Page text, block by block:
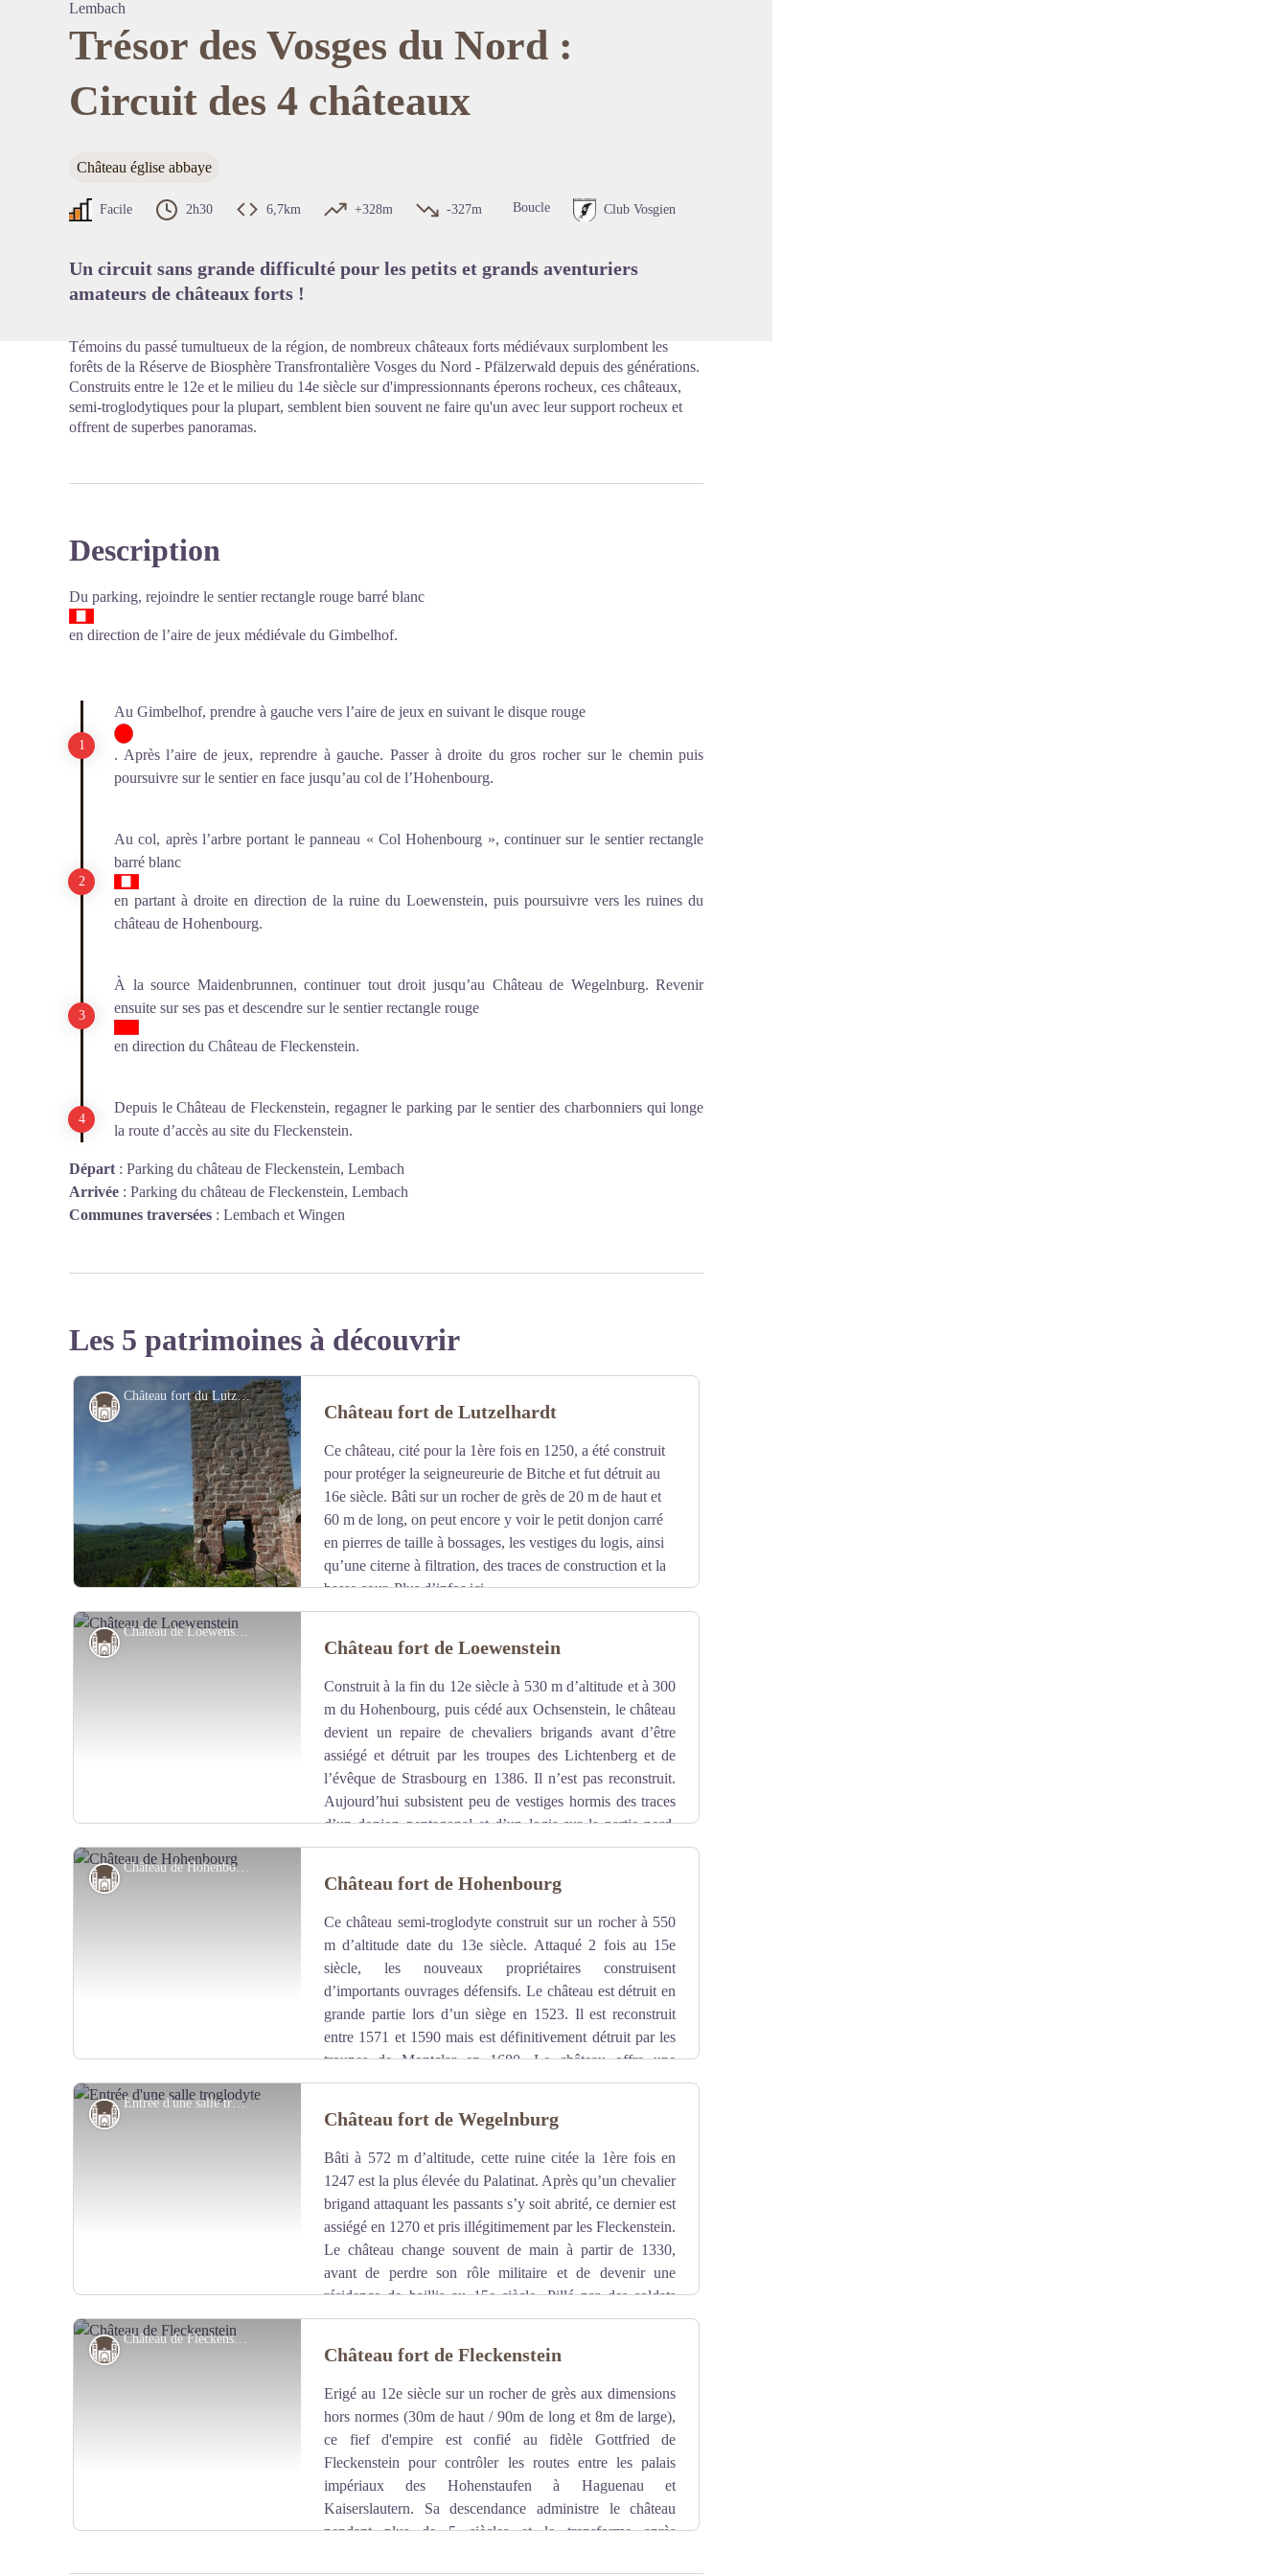
Lembach
Trésor des Vosges du Nord :
Circuit des 4 châteaux
Château église abbaye
Facile 2h30 6,7km +328m -327m Boucle Club Vosgien
Un circuit sans grande difficulté pour les petits et grands aventuriers
amateurs de châteaux forts !
Témoins du passé tumultueux de la région, de nombreux châteaux forts médiévaux surplombent les
forêts de la Réserve de Biosphère Transfrontalière Vosges du Nord - Pfälzerwald depuis des générations.
Construits entre le 12e et le milieu du 14e siècle sur d'impressionnants éperons rocheux, ces châteaux,
semi-troglodytiques pour la plupart, semblent bien souvent ne faire qu'un avec leur support rocheux et
offrent de superbes panoramas.
Description
Du parking, rejoindre le sentier rectangle rouge barré blanc
en direction de l’aire de jeux médiévale du Gimbelhof.
Au Gimbelhof, prendre à gauche vers l’aire de jeux en suivant le disque rouge
. Après l’aire de jeux, reprendre à gauche. Passer à droite du gros rocher sur le chemin puis
poursuivre sur le sentier en face jusqu’au col de l’Hohenbourg.
Au col, après l’arbre portant le panneau « Col Hohenbourg », continuer sur le sentier rectangle
barré blanc
en partant à droite en direction de la ruine du Loewenstein, puis poursuivre vers les ruines du
château de Hohenbourg.
À la source Maidenbrunnen, continuer tout droit jusqu’au Château de Wegelnburg. Revenir
ensuite sur ses pas et descendre sur le sentier rectangle rouge
en direction du Château de Fleckenstein.
Depuis le Château de Fleckenstein, regagner le parking par le sentier des charbonniers qui longe
la route d’accès au site du Fleckenstein.
Départ : Parking du château de Fleckenstein, Lembach
Arrivée : Parking du château de Fleckenstein, Lembach
Communes traversées : Lembach et Wingen
Les 5 patrimoines à découvrir
Château fort du Lutzelhardt - M. Schampion
Voir l'image en plein écran
Château-église-abbaye Château fort de Lutzelhardt
Ce château, cité pour la 1ère fois en 1250, a été construit
pour protéger la seigneureurie de Bitche et fut détruit au
16e siècle. Bâti sur un rocher de grès de 20 m de haut et
60 m de long, on peut encore y voir le petit donjon carré
en pierres de taille à bossages, les vestiges du logis, ainsi
qu’une citerne à filtration, des traces de construction et la
basse cour. Plus d’infosici.
Château de Loewenstein - T. Bichler
Voir l'image en plein écran
Château-église-abbaye Château fort de Loewenstein
Construit à la fin du 12e siècle à 530 m d’altitude et à 300
m du Hohenbourg, puis cédé aux Ochsenstein, le château
devient un repaire de chevaliers brigands avant d’être
assiégé et détruit par les troupes des Lichtenberg et de
l’évêque de Strasbourg en 1386. Il n’est pas reconstruit.
Aujourd’hui subsistent peu de vestiges hormis des traces
d’un donjon pentagonal et d’un logis sur la partie nord,
d’une citerne servant d’accès à la partie sud, d’un escalier en colimaçon et d’un puits.
Château de Hohenbourg - A. Dorschner
Voir l'image en plein écran
Château-église-abbaye Château fort de Hohenbourg
Ce château semi-troglodyte construit sur un rocher à 550
m d’altitude date du 13e siècle. Attaqué 2 fois au 15e
siècle, les nouveaux propriétaires construisent
d’importants ouvrages défensifs. Le château est détruit en
grande partie lors d’un siège en 1523. Il est reconstruit
entre 1571 et 1590 mais est définitivement détruit par les
troupes de Montclar en 1680. Le château offre une
magnifique vue sur le Palatinat au nord et sur la vallée du Steinbach au sud.
Entrée d'une salle troglodyte - PNRVN - A. Serylo
Voir l'image en plein écran
Château-église-abbaye Château fort de Wegelnburg
Bâti à 572 m d’altitude, cette ruine citée la 1ère fois en
1247 est la plus élevée du Palatinat. Après qu’un chevalier
brigand attaquant les passants s’y soit abrité, ce dernier est
assiégé en 1270 et pris illégitimement par les Fleckenstein.
Le château change souvent de main à partir de 1330,
avant de perdre son rôle militaire et de devenir une
résidence de baillis au 15e siècle. Pillé par des soldats
croates en 1635, incendié en 1644, il est finalement détruit par Montclar en 1680. Plus d’infos
ici. Château de Fleckenstein - Fleckenstein - Styl'List
Château-église-abbaye Château fort de Fleckenstein
Erigé au 12e siècle sur un rocher de grès aux dimensions
hors normes (30m de haut / 90m de long et 8m de large),
ce fief d'empire est confié au fidèle Gottfried de
Fleckenstein pour contrôler les routes entre les palais
impériaux des Hohenstaufen à Haguenau et
Kaiserslautern. Sa descendance administre le château
pendant plus de 5 siècles et le transforme après